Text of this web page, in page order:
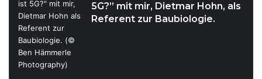
5G?” mit mir, Dietmar Hohn, als
Referent zur Baubiologie.